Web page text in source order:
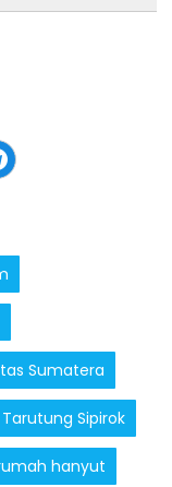
Sumatera
Tarutung Sipirok
hanyut